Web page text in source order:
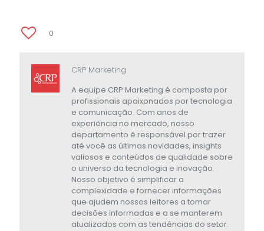
0
CRP Marketing
A equipe CRP Marketing é composta por
profissionais apaixonados por tecnologia
e comunicação. Com anos de
experiência no mercado, nosso
departamento é responsável por trazer
até você as últimas novidades, insights
valiosos e conteúdos de qualidade sobre
o universo da tecnologia e inovação.
Nosso objetivo é simplificar a
complexidade e fornecer informações
que ajudem nossos leitores a tomar
decisões informadas e a se manterem
atualizados com as tendências do setor.